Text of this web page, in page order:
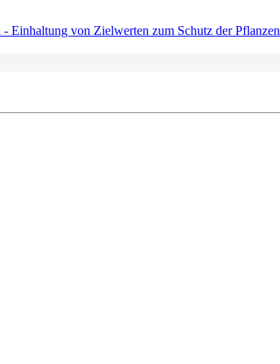
- Einhaltung von Zielwerten zum Schutz der Pflanzen